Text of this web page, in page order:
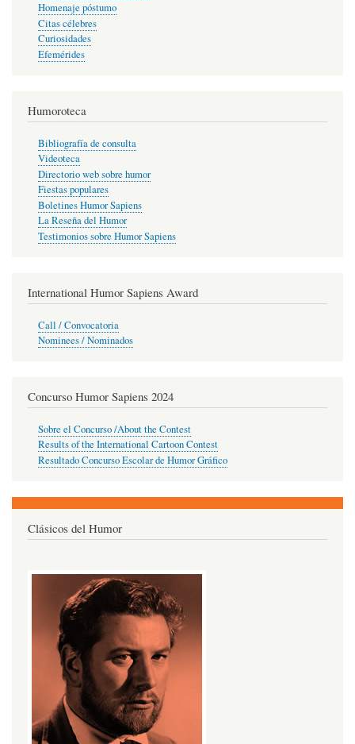
Homenaje póstumo
Citas célebres
Curiosidades
Efemérides
Humoroteca
Bibliografía de consulta
Videoteca
Directorio web sobre humor
Fiestas populares
Boletines Humor Sapiens
La Reseña del Humor
Testimonios sobre Humor Sapiens
International Humor Sapiens Award
Call / Convocatoria
Nominees / Nominados
Concurso Humor Sapiens 2024
Sobre el Concurso /About the Contest
Results of the International Cartoon Contest
Resultado Concurso Escolar de Humor Gráfico
Clásicos del Humor